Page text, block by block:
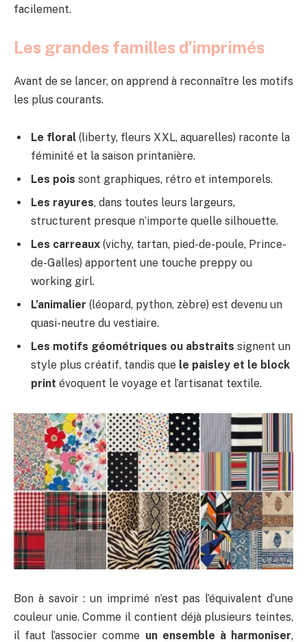
facilement.
Les grandes familles d’imprimés
Avant de se lancer, on apprend à reconnaître les motifs
les plus courants.
Le floral (liberty, fleurs XXL, aquarelles) raconte la
féminité et la saison printanière.
Les pois sont graphiques, rétro et intemporels.
Les rayures, dans toutes leurs largeurs,
structurent presque n’importe quelle silhouette.
Les carreaux (vichy, tartan, pied-de-poule, Prince-
de-Galles) apportent une touche preppy ou
working girl.
L’animalier (léopard, python, zèbre) est devenu un
quasi-neutre du vestiaire.
Les motifs géométriques ou abstraits signent un
style plus créatif, tandis que le paisley et le block
print évoquent le voyage et l’artisanat textile.
Bon à savoir : un imprimé n’est pas l’équivalent d’une
couleur unie. Comme il contient déjà plusieurs teintes,
il faut l’associer comme un ensemble à harmoniser,